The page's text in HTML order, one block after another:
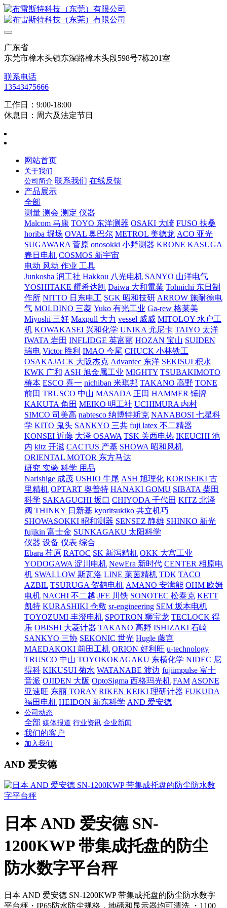
广东省
东莞市樟木头镇东深路樟木头段598号7栋201室
联系电话
13543475666
工作日：9:00-18:00
休息日：周六及法定节日
网站首页
关于我们
公司简介 联系我们 在线反馈
产品展示
全部
测量 测会 测定 仪器
Malcom 马康 TOYO 东洋测器 OSAKI 大崎 FUSO 扶桑
horiba 堀场 OVAL 奥巴尔 METROL 美德龙 ACO 亚光
SUGAWARA 菅原 onosokki 小野测器 KRONE KASUGA
春日电机 COSMOS 新宇宙
电动 风动 作业 工具
Junkosha 润工社 Hakkou 八光电机 SANYO 山洋电气
YOSHITAKE 耀希达凯 Daiwa 大和電業 Tohnichi 东日制
作所 NITTO 日东电工 SGK 昭和技研 ARROW 施耐德电
气 MOLDINO 三菱 Yuko 有光工业 Ga-rew 格莱美
Miyoshi 三好 Maxpull 大力 vessel 威威 MITOLOY 水户工
机 KOWAKASEI 兴和化学 UNIKA 尤尼卡 TAIYO 太洋
IWATA 岩田 INFLIDGE 英富丽 HOZAN 宝山 SUIDEN
瑞电 Victor 胜利 IMAO 今尾 CHUCK 小林铁工
OSAKAJACK 大阪杰克 Advantec 东洋 SEKISUI 积水
KWK 广和 ASH 旭金属工业 MIGHTY TSUBAKIMOTO
椿本 ESCO 喜一 nichiban 米琪邦 TAKANO 高野 TONE
前田 TRUSCO 中山 MASADA 正田 HAMMER 锤牌
KAKUTA 角田 MEIKO 明工社 UCHIMURA 内村
SIMCO 司美高 nabtesco 纳博特斯克 NANABOSI 七星科
学 KITO 鬼头 SANKYO 三共 fuji latex 不二精器
KONSEI 近藤 大泽 OSAWA TSK 关西电热 IKEUCHI 池
内 kitz 开滋 CACTUS 产基 SHOWA 昭和风机
ORIENTAL MOTOR 东方马达
研究 实验 科学 用品
Narishige 成茂 USHIO 牛尾 ASH 旭理化 KORISEIKI 古
里精机 OPTART 奥普特 HANAKI GOMU SIBATA 柴田
科学 SAKAGUCHI 坂口 CHIYODA 千代田 KITZ 北泽
阀 THINKY 日新基 kyoritsukiko 共立机巧
SHOWASOKKI 昭和测器 SENSEZ 静雄 SHINKO 新光
fujikin 富士金 SUNKAGAKU 太阳科学
仪器 设备 仪表 综合
Ebara 荏原 RATOC SK 新泻精机 OKK 大宫工业
YODOGAWA 淀川电机 NewEra 新时代 CENTER 相原电
机 SWALLOW 斯瓦洛 LINE 莱茵精机 TDK TACO
AZBIL TSURUGA 贺鹤电机 AMANO 安满能 OHM 欧姆
电机 NACHI 不二越 JFE 川铁 SONOTEC 松泰克 KETT
凯特 KURASHIKI 仓敷 sr-engineering SEM 坂本电机
TOYOZUMI 丰澄电机 SPOTRON 狮宝龙 TECLOCK 得
乐 OBISHI 大菱计器 TAKANO 高野 ISHIZAKI 石崎
SANKYO 三协 SEKONIC 世光 Hugle 藤宫
MAEDAKOKI 前田工机 ORION 好利旺 u-technology
TRUSCO 中山 TOYOKOKAGAKU 东横化学 NIDEC 尼
得科 KIKUSUI 菊水 WATANABE 渡边 fujiimpulse 富士
音派 OJIDEN 大阪 OptoSigma 西格玛光机 FAM ASONE
亚速旺 东丽 TORAY RIKEN KEIKI 理研计器 FUKUDA
福田电机 HEIDON 新东科学 AND 爱安德
公司动态
全部 媒体报道 行业资讯 企业新闻
我们的客户
加入我们
AND 爱安德
日本 AND 爱安德 SN-
1200KWP 带集成托盘的防尘
防水数字平台秤
日本 AND 爱安德 SN-1200KWP 带集成托盘的防尘防水数字
平台秤・IP65防水防尘规格，地磅和显示器均可清洗 ・1100
・
・
・
・
・
・